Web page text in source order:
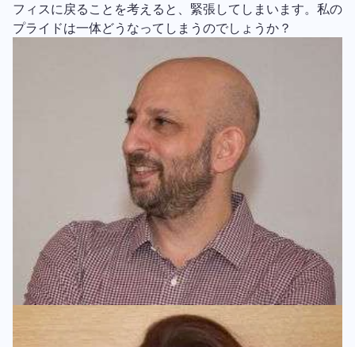
フィスに戻ることを考えると、緊張してしまいます。私の
プライドは一体どうなってしまうのでしょうか？